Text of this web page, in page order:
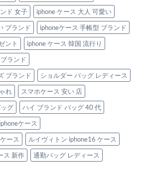
ド 女子
iphone ケース 大人 可愛い
ブランド
iphoneケース 手帳型 ブランド
ント
iphone ケース 韓国 流行り
ランド
ブランド
ショルダー バッグ レディース
れ
スマホケース 安い 店
グ
ハイ ブランド バッグ 40 代
ケース
ース
ルイヴィトン iphone16 ケース
ス 新作
通勤バッグ レディース